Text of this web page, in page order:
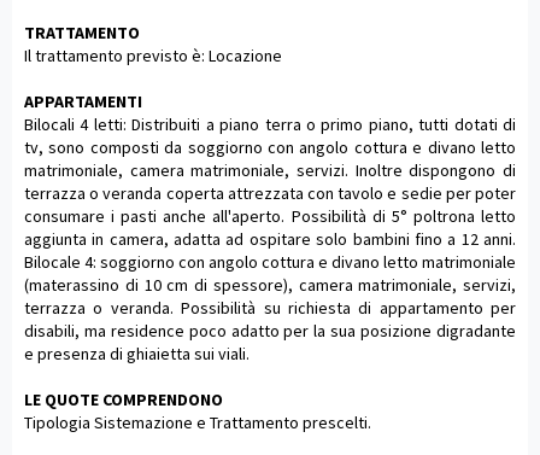
TRATTAMENTO
Il trattamento previsto è: Locazione
APPARTAMENTI
Bilocali 4 letti: Distribuiti a piano terra o primo piano, tutti dotati di
tv, sono composti da soggiorno con angolo cottura e divano letto
matrimoniale, camera matrimoniale, servizi. Inoltre dispongono di
terrazza o veranda coperta attrezzata con tavolo e sedie per poter
consumare i pasti anche all'aperto. Possibilità di 5° poltrona letto
aggiunta in camera, adatta ad ospitare solo bambini fino a 12 anni.
Bilocale 4: soggiorno con angolo cottura e divano letto matrimoniale
(materassino di 10 cm di spessore), camera matrimoniale, servizi,
terrazza o veranda. Possibilità su richiesta di appartamento per
disabili, ma residence poco adatto per la sua posizione digradante
e presenza di ghiaietta sui viali.
LE QUOTE COMPRENDONO
Tipologia Sistemazione e Trattamento prescelti.